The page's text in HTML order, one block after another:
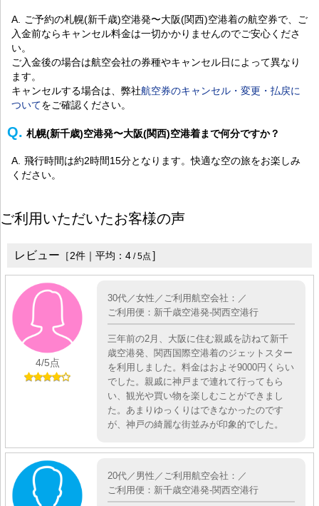
ご予約の札幌(新千歳)空港発〜大阪(関西)空港着の航空券で、ご
入金前ならキャンセル料金は一切かかりませんのでご安心くださ
い。
ご入金後の場合は航空会社の券種やキャンセル日によって異なり
ます。
キャンセルする場合は、弊社航空券のキャンセル・変更・払戻に
ついてをご確認ください。
札幌(新千歳)空港発〜大阪(関西)空港着まで何分ですか？
飛行時間は約2時間15分となります。快適な空の旅をお楽しみ
ください。
ご利用いただいたお客様の声
レビュー ［2件｜平均： 4 /5点 ］
4/5点
30代／女性／ご利用航空会社：／
ご利用便：新千歳空港発-関西空港行
三年前の2月、大阪に住む親戚を訪ねて新千
歳空港発、関西国際空港着のジェットスター
を利用しました。料金はおよそ9000円くらい
でした。親戚に神戸まで連れて行ってもら
い、観光や買い物を楽しむことができまし
た。あまりゆっくりはできなかったのです
が、神戸の綺麗な街並みが印象的でした。
20代／男性／ご利用航空会社：／
ご利用便：新千歳空港発-関西空港行